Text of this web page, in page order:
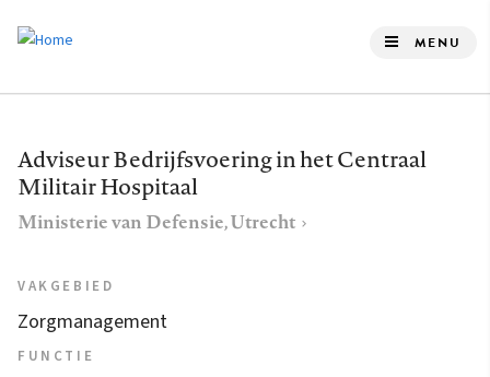
de
gaan
MENU
Adviseur Bedrijfsvoering in het Centraal
Militair Hospitaal
Ministerie van Defensie, Utrecht
VAKGEBIED
Zorgmanagement
FUNCTIE